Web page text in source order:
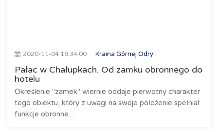
2020-11-04 19:34:00 Kraina Górnej Odry
Pałac w Chałupkach. Od zamku obronnego do
hotelu
Określenie "zamek" wiernie oddaje pierwotny charakter
tego obiektu, który z uwagi na swoje położenie spełniał
funkcje obronne...